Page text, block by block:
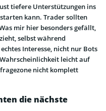
tiefere Unterstützungen ins
kann. Trader sollten
mir hier besonders gefällt,
selbst während
Interesse, nicht nur Bots
leicht auf
nicht komplett
die nächste